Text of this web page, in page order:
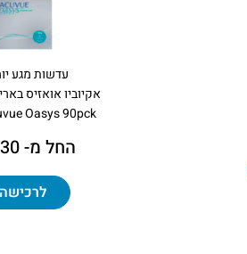
עדשות מגע
אקיוביו אואזיס
Oasys 90pck
החל מ- 330 ₪
לרכישה